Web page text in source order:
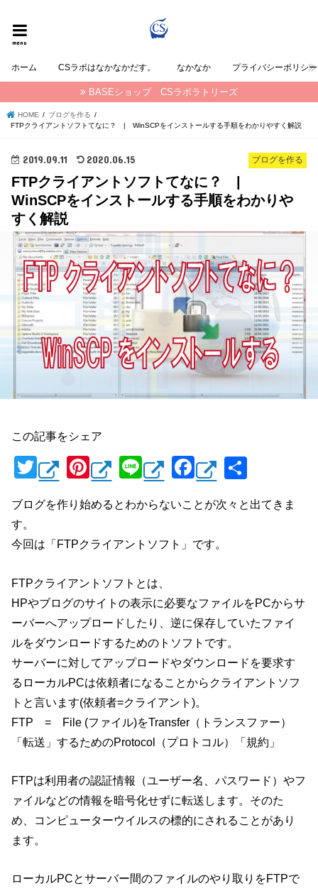
menu
ホーム CSラボはなかなかだす。 なかなか プライバシーポリシー
BASEショップ CSラボラトリーズ
HOME
ブログを作る
FTPクライアントソフトてなに？ | WinSCPをインストールする手順をわかりやすく解説
ブログを作る
2019.09.11 2020.06.15
FTPクライアントソフトてなに？ |
WinSCPをインストールする手順をわかりや
すく解説
この記事をシェア
T
wi
tt
er
Pi
nt
er
e
st
Li
n
e
F
a
c
e
b
o
k
ブログを作り始めるとわからないことが次々と出てきま
す。
今回は「FTPクライアントソフト」です。
FTPクライアントソフトとは、
HPやブログのサイトの表示に必要なファイルをPCからサ
ーバーへアップロードしたり、逆に保存していたファイ
ルをダウンロードするためのトソフトです。
サーバーに対してアップロードやダウンロードを要求す
るローカルPCは依頼者になることからクライアントソフ
トと言います(依頼者=クライアント)。
FTP = File (ファイル)をTransfer（トランスファー）
「転送」するためのProtocol（プロトコル）「規約」
FTPは利用者の認証情報（ユーザー名、パスワード）やフ
ァイルなどの情報を暗号化せずに転送します。そのた
め、コンピューターウイルスの標的にされることがあり
ます。
ローカルPCとサーバー間のファイルのやり取りをFTPで